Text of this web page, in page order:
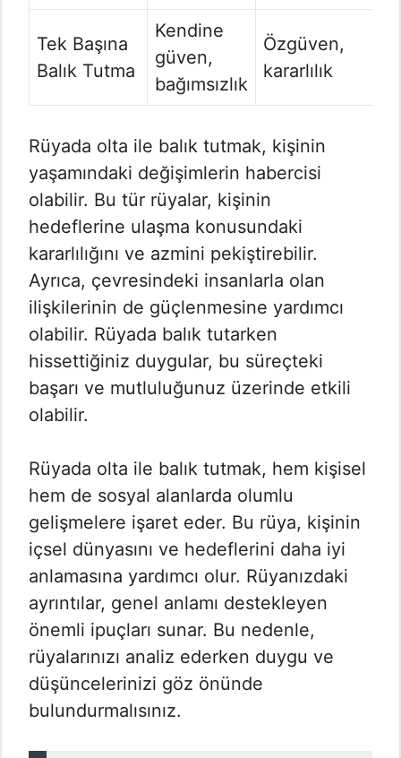
Tek Başına
Balık Tutma
Kendine
güven,
bağımsızlık
Özgüven,
kararlılık
Rüyada olta ile balık tutmak, kişinin
yaşamındaki değişimlerin habercisi
olabilir. Bu tür rüyalar, kişinin
hedeflerine ulaşma konusundaki
kararlılığını ve azmini pekiştirebilir.
Ayrıca, çevresindeki insanlarla olan
ilişkilerinin de güçlenmesine yardımcı
olabilir. Rüyada balık tutarken
hissettiğiniz duygular, bu süreçteki
başarı ve mutluluğunuz üzerinde etkili
olabilir.
Rüyada olta ile balık tutmak, hem kişisel
hem de sosyal alanlarda olumlu
gelişmelere işaret eder. Bu rüya, kişinin
içsel dünyasını ve hedeflerini daha iyi
anlamasına yardımcı olur. Rüyanızdaki
ayrıntılar, genel anlamı destekleyen
önemli ipuçları sunar. Bu nedenle,
rüyalarınızı analiz ederken duygu ve
düşüncelerinizi göz önünde
bulundurmalısınız.